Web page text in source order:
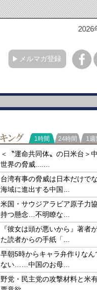
2026
メルマガ登録
ランキング
1時間 24時間 1週
＜〝運命共同体〟の日米台＞
世界の脅威....…
台湾有事の脅威は日本だけで
海域に進出する中国…
米国・サウジアラビア原子力
持つ懸念…不明瞭な…
『彼女は頭が悪いから』著者
た読者からの手紙「…
早朝5時からキャラ弁作りなん
ない……中国のお母…
野党・民主党の攻撃材料と米